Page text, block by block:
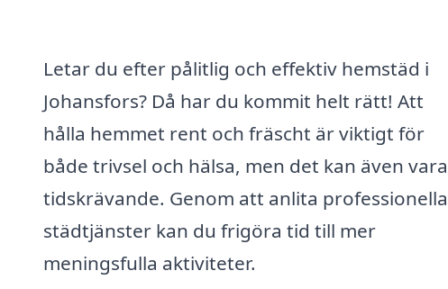
Letar du efter pålitlig och effektiv hemstäd i
Johansfors? Då har du kommit helt rätt! Att
hålla hemmet rent och fräscht är viktigt för
både trivsel och hälsa, men det kan även vara
tidskrävande. Genom att anlita professionella
städtjänster kan du frigöra tid till mer
meningsfulla aktiviteter.